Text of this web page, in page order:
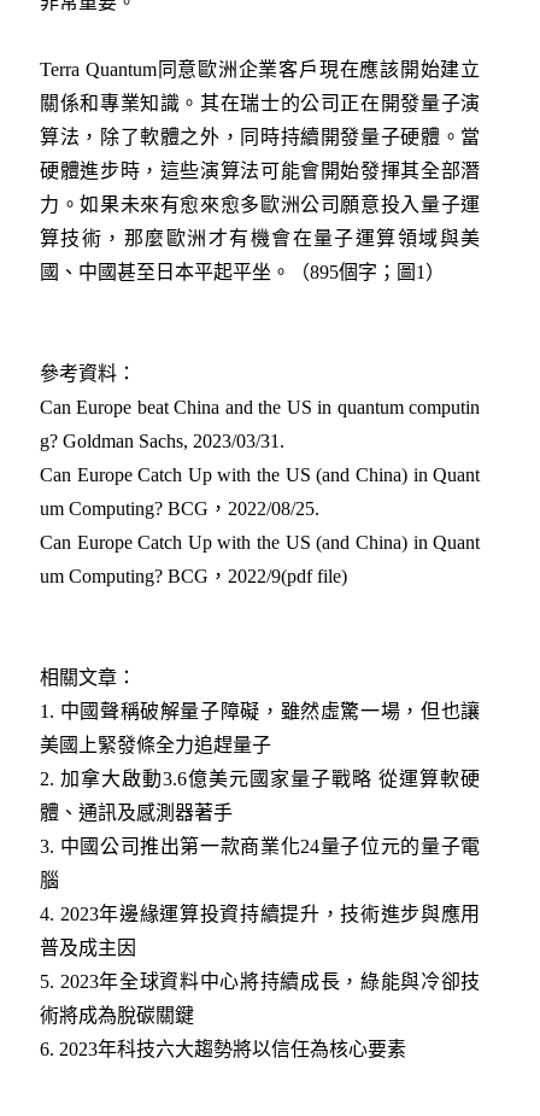
Terra Quantum同意歐洲企業客戶現在應該開始建立
關係和專業知識。其在瑞士的公司正在開發量子演
算法，除了軟體之外，同時持續開發量子硬體。當
硬體進步時，這些演算法可能會開始發揮其全部潛
力。如果未來有愈來愈多歐洲公司願意投入量子運
算技術，那麼歐洲才有機會在量子運算領域與美
國、中國甚至日本平起平坐。（895個字；圖1）
參考資料：
Can Europe beat China and the US in quantum computin
g? Goldman Sachs, 2023/03/31.
Can Europe Catch Up with the US (and China) in Quant
um Computing? BCG，2022/08/25.
Can Europe Catch Up with the US (and China) in Quant
um Computing? BCG，2022/9(pdf file)
相關文章：
1. 中國聲稱破解量子障礙，雖然虛驚一場，但也讓
美國上緊發條全力追趕量子
2.加拿大啟動3.6億美元國家量子戰略 從運算軟硬
體、通訊及感測器著手
3. 中國公司推出第一款商業化24量子位元的量子電
腦
4. 2023年邊緣運算投資持續提升，技術進步與應用
普及成主因
5. 2023年全球資料中心將持續成長，綠能與冷卻技
術將成為脫碳關鍵
6. 2023年科技六大趨勢將以信任為核心要素